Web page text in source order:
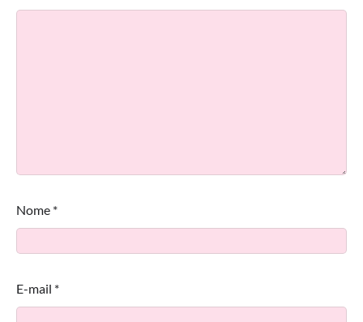
Nome *
E-mail *